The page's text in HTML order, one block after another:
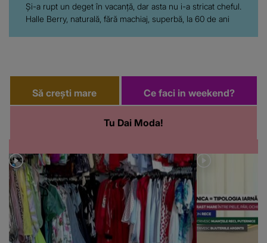
Și-a rupt un deget în vacanță, dar asta nu i-a stricat cheful.
Halle Berry, naturală, fără machiaj, superbă, la 60 de ani
Să crești mare
Tu Dai Moda!
Ce faci in weekend?